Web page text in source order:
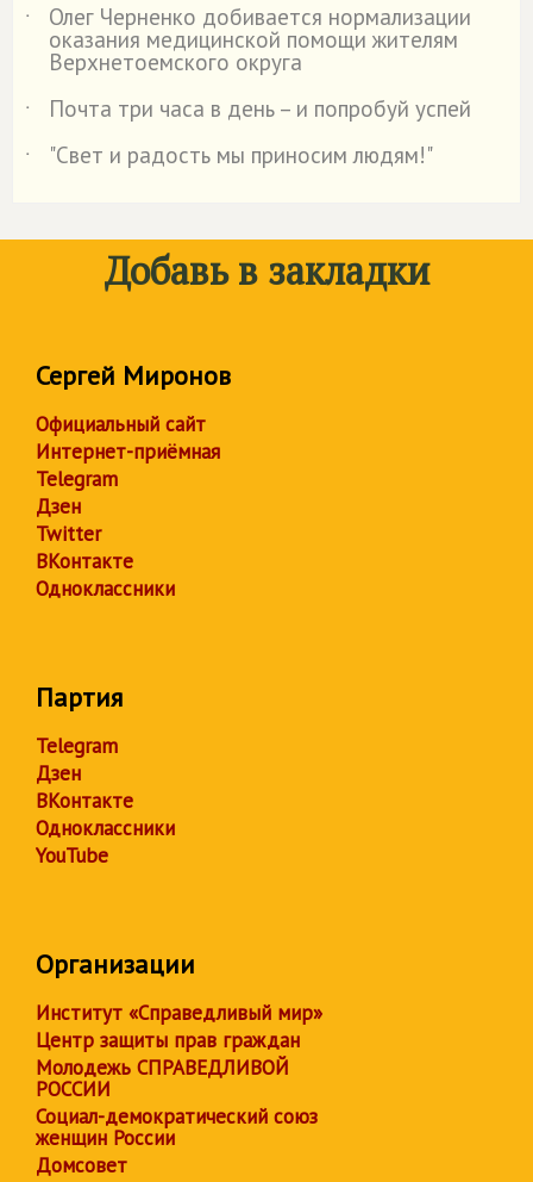
˙
Олег Черненко добивается нормализации
оказания медицинской помощи жителям
Верхнетоемского округа
˙
Почта три часа в день – и попробуй успей
˙
"Свет и радость мы приносим людям!"
Добавь в закладки
Сергей Миронов
Официальный сайт
Интернет-приёмная
Telegram
Дзен
Twitter
ВКонтакте
Одноклассники
Партия
Telegram
Дзен
ВКонтакте
Одноклассники
YouTube
Организации
Институт «Справедливый мир»
Центр защиты прав граждан
Молодежь СПРАВЕДЛИВОЙ
РОССИИ
Социал-демократический союз
женщин России
Домсовет